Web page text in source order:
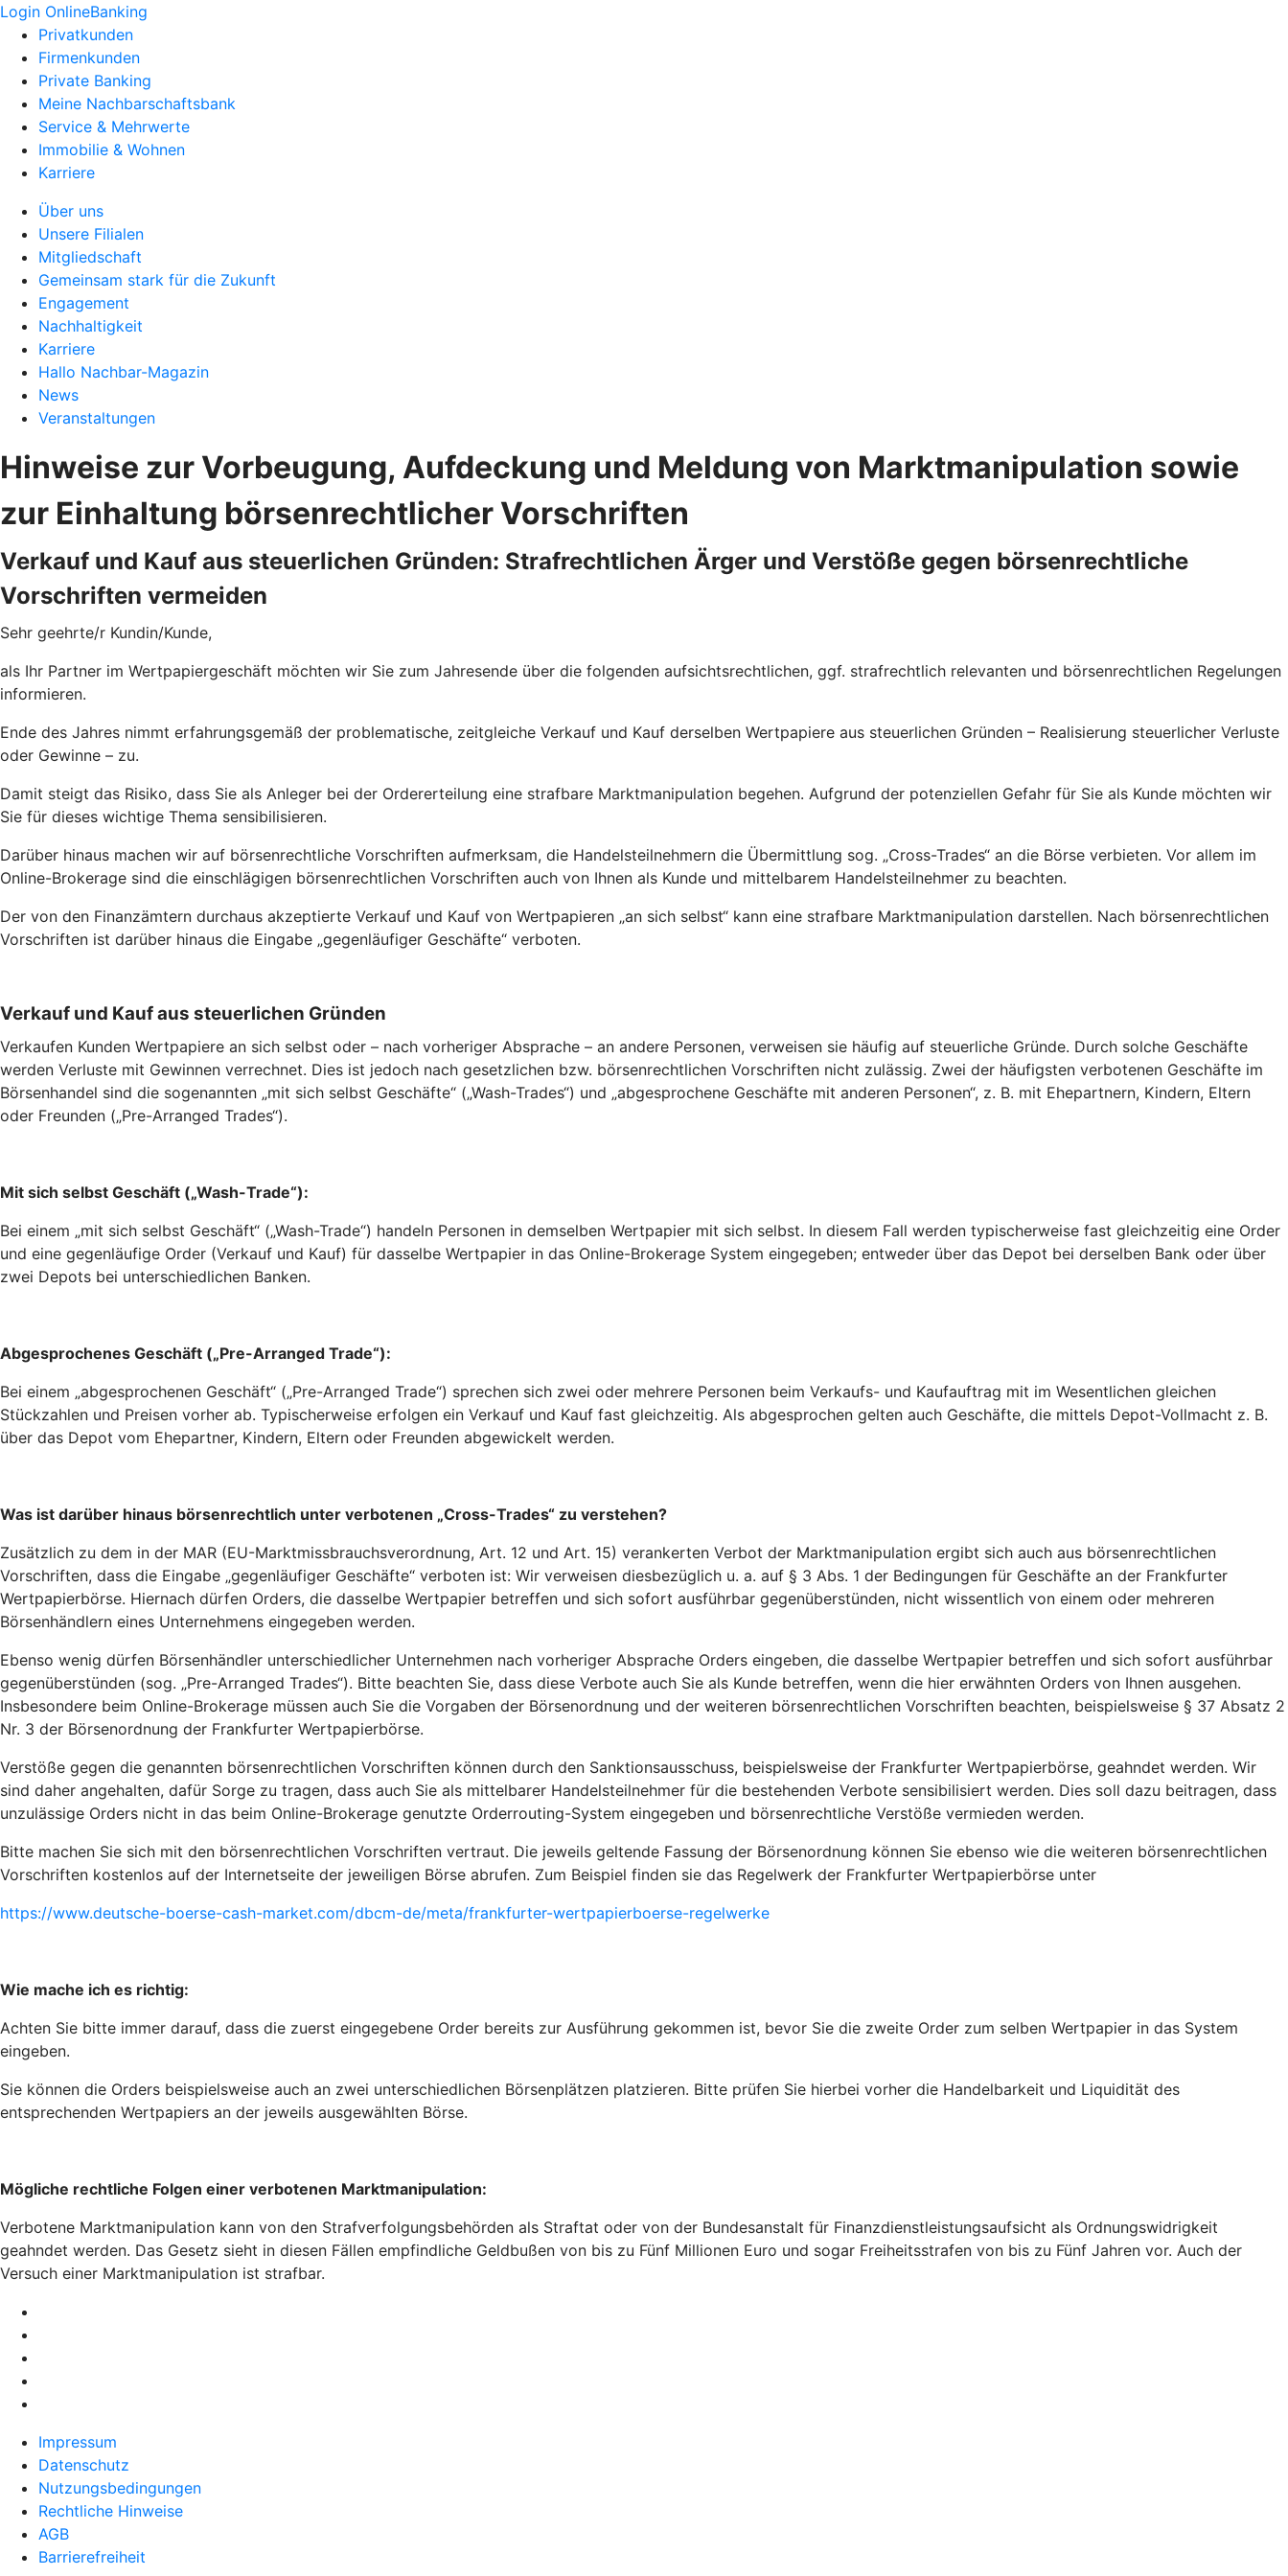
Login OnlineBanking
Privatkunden
Firmenkunden
Private Banking
Meine Nachbarschaftsbank
Service & Mehrwerte
Immobilie & Wohnen
Karriere
Über uns
Unsere Filialen
Mitgliedschaft
Gemeinsam stark für die Zukunft
Engagement
Nachhaltigkeit
Karriere
Hallo Nachbar-Magazin
News
Veranstaltungen
Hinweise zur Vorbeugung, Aufdeckung und Meldung von Marktmanipulation sowie
zur Einhaltung börsenrechtlicher Vorschriften
Verkauf und Kauf aus steuerlichen Gründen: Strafrechtlichen Ärger und Verstöße gegen börsenrechtliche
Vorschriften vermeiden
Sehr geehrte/r Kundin/Kunde,
als Ihr Partner im Wertpapiergeschäft möchten wir Sie zum Jahresende über die folgenden aufsichtsrechtlichen, ggf. strafrechtlich relevanten und börsenrechtlichen Regelungen
informieren.
Ende des Jahres nimmt erfahrungsgemäß der problematische, zeitgleiche Verkauf und Kauf derselben Wertpapiere aus steuerlichen Gründen – Realisierung steuerlicher Verluste
oder Gewinne – zu.
Damit steigt das Risiko, dass Sie als Anleger bei der Ordererteilung eine strafbare Marktmanipulation begehen. Aufgrund der potenziellen Gefahr für Sie als Kunde möchten wir
Sie für dieses wichtige Thema sensibilisieren.
Darüber hinaus machen wir auf börsenrechtliche Vorschriften aufmerksam, die Handelsteilnehmern die Übermittlung sog. „Cross-Trades“ an die Börse verbieten. Vor allem im
Online-Brokerage sind die einschlägigen börsenrechtlichen Vorschriften auch von Ihnen als Kunde und mittelbarem Handelsteilnehmer zu beachten.
Der von den Finanzämtern durchaus akzeptierte Verkauf und Kauf von Wertpapieren „an sich selbst“ kann eine strafbare Marktmanipulation darstellen. Nach börsenrechtlichen
Vorschriften ist darüber hinaus die Eingabe „gegenläufiger Geschäfte“ verboten.
Verkauf und Kauf aus steuerlichen Gründen
Verkaufen Kunden Wertpapiere an sich selbst oder – nach vorheriger Absprache – an andere Personen, verweisen sie häufig auf steuerliche Gründe. Durch solche Geschäfte
werden Verluste mit Gewinnen verrechnet. Dies ist jedoch nach gesetzlichen bzw. börsenrechtlichen Vorschriften nicht zulässig. Zwei der häufigsten verbotenen Geschäfte im
Börsenhandel sind die sogenannten „mit sich selbst Geschäfte“ („Wash-Trades“) und „abgesprochene Geschäfte mit anderen Personen“, z. B. mit Ehepartnern, Kindern, Eltern
oder Freunden („Pre-Arranged Trades“).
Mit sich selbst Geschäft („Wash-Trade“):
Bei einem „mit sich selbst Geschäft“ („Wash-Trade“) handeln Personen in demselben Wertpapier mit sich selbst. In diesem Fall werden typischerweise fast gleichzeitig eine Order
und eine gegenläufige Order (Verkauf und Kauf) für dasselbe Wertpapier in das Online-Brokerage System eingegeben; entweder über das Depot bei derselben Bank oder über
zwei Depots bei unterschiedlichen Banken.
Abgesprochenes Geschäft („Pre-Arranged Trade“):
Bei einem „abgesprochenen Geschäft“ („Pre-Arranged Trade“) sprechen sich zwei oder mehrere Personen beim Verkaufs- und Kaufauftrag mit im Wesentlichen gleichen
Stückzahlen und Preisen vorher ab. Typischerweise erfolgen ein Verkauf und Kauf fast gleichzeitig. Als abgesprochen gelten auch Geschäfte, die mittels Depot-Vollmacht z. B.
über das Depot vom Ehepartner, Kindern, Eltern oder Freunden abgewickelt werden.
Was ist darüber hinaus börsenrechtlich unter verbotenen „Cross-Trades“ zu verstehen?
Zusätzlich zu dem in der MAR (EU-Marktmissbrauchsverordnung, Art. 12 und Art. 15) verankerten Verbot der Marktmanipulation ergibt sich auch aus börsenrechtlichen
Vorschriften, dass die Eingabe „gegenläufiger Geschäfte“ verboten ist: Wir verweisen diesbezüglich u. a. auf § 3 Abs. 1 der Bedingungen für Geschäfte an der Frankfurter
Wertpapierbörse. Hiernach dürfen Orders, die dasselbe Wertpapier betreffen und sich sofort ausführbar gegenüberstünden, nicht wissentlich von einem oder mehreren
Börsenhändlern eines Unternehmens eingegeben werden.
Ebenso wenig dürfen Börsenhändler unterschiedlicher Unternehmen nach vorheriger Absprache Orders eingeben, die dasselbe Wertpapier betreffen und sich sofort ausführbar
gegenüberstünden (sog. „Pre-Arranged Trades“). Bitte beachten Sie, dass diese Verbote auch Sie als Kunde betreffen, wenn die hier erwähnten Orders von Ihnen ausgehen.
Insbesondere beim Online-Brokerage müssen auch Sie die Vorgaben der Börsenordnung und der weiteren börsenrechtlichen Vorschriften beachten, beispielsweise § 37 Absatz 2
Nr. 3 der Börsenordnung der Frankfurter Wertpapierbörse.
Verstöße gegen die genannten börsenrechtlichen Vorschriften können durch den Sanktionsausschuss, beispielsweise der Frankfurter Wertpapierbörse, geahndet werden. Wir
sind daher angehalten, dafür Sorge zu tragen, dass auch Sie als mittelbarer Handelsteilnehmer für die bestehenden Verbote sensibilisiert werden. Dies soll dazu beitragen, dass
unzulässige Orders nicht in das beim Online-Brokerage genutzte Orderrouting-System eingegeben und börsenrechtliche Verstöße vermieden werden.
Bitte machen Sie sich mit den börsenrechtlichen Vorschriften vertraut. Die jeweils geltende Fassung der Börsenordnung können Sie ebenso wie die weiteren börsenrechtlichen
Vorschriften kostenlos auf der Internetseite der jeweiligen Börse abrufen. Zum Beispiel finden sie das Regelwerk der Frankfurter Wertpapierbörse unter
https://www.deutsche-boerse-cash-market.com/dbcm-de/meta/frankfurter-wertpapierboerse-regelwerke
Wie mache ich es richtig:
Achten Sie bitte immer darauf, dass die zuerst eingegebene Order bereits zur Ausführung gekommen ist, bevor Sie die zweite Order zum selben Wertpapier in das System
eingeben.
Sie können die Orders beispielsweise auch an zwei unterschiedlichen Börsenplätzen platzieren. Bitte prüfen Sie hierbei vorher die Handelbarkeit und Liquidität des
entsprechenden Wertpapiers an der jeweils ausgewählten Börse.
Mögliche rechtliche Folgen einer verbotenen Marktmanipulation:
Verbotene Marktmanipulation kann von den Strafverfolgungsbehörden als Straftat oder von der Bundesanstalt für Finanzdienstleistungsaufsicht als Ordnungswidrigkeit
geahndet werden. Das Gesetz sieht in diesen Fällen empfindliche Geldbußen von bis zu Fünf Millionen Euro und sogar Freiheitsstrafen von bis zu Fünf Jahren vor. Auch der
Versuch einer Marktmanipulation ist strafbar.
Impressum
Datenschutz
Nutzungsbedingungen
Rechtliche Hinweise
AGB
Barrierefreiheit